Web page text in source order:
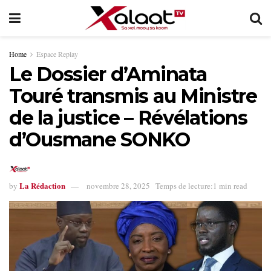
Home Espace Replay
Le Dossier d’Aminata
Touré transmis au Ministre
de la justice – Révélations
d’Ousmane SONKO
by La Rédaction novembre 28, 2025 Temps de lecture:1 min read